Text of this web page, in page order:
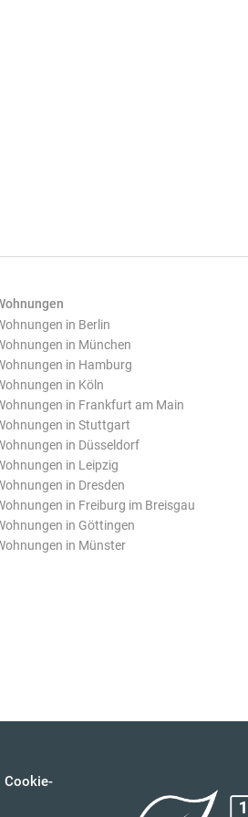
in Berlin
in München
in Hamburg
in Köln
in Frankfurt am Main
in Stuttgart
in Düsseldorf
in Leipzig
in Dresden
in Freiburg im Breisgau
in Göttingen
in Münster
Cookie-